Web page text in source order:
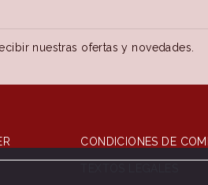
nuestras ofertas y novedades.
CONDICIONES DE